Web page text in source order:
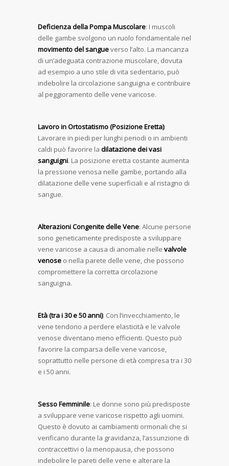
Deficienza della Pompa Muscolare: I muscoli
delle gambe svolgono un ruolo fondamentale nel
movimento del sangueverso l’alto. La mancanza
di un’adeguata contrazione muscolare, dovuta
ad esempio a uno stile di vita sedentario, può
indebolire la circolazione sanguigna e contribuire
al peggioramento delle vene varicose.
Lavoro in Ortostatismo (Posizione Eretta):
Lavorare in piedi per lunghi periodi o in ambienti
caldi può favorire la dilatazione dei vasi
sanguigni. La posizione eretta costante aumenta
la pressione venosa nelle gambe, portando alla
dilatazione delle vene superficiali e al ristagno di
sangue.
Alterazioni Congenite delle Vene: Alcune persone
sono geneticamente predisposte a sviluppare
vene varicose a causa di anomalie nelle valvole
venose o nella parete delle vene, che possono
compromettere la corretta circolazione
sanguigna.
Età (tra i 30 e 50 anni): Con l’invecchiamento, le
vene tendono a perdere elasticità e le valvole
venose diventano meno efficienti. Questo può
favorire la comparsa delle vene varicose,
soprattutto nelle persone di età compresa tra i 30
e i 50 anni.
Sesso Femminile: Le donne sono più predisposte
a sviluppare vene varicose rispetto agli uomini.
Questo è dovuto ai cambiamenti ormonali che si
verificano durante la gravidanza, l’assunzione di
contraccettivi o la menopausa, che possono
indebolire le pareti delle vene e alterare la